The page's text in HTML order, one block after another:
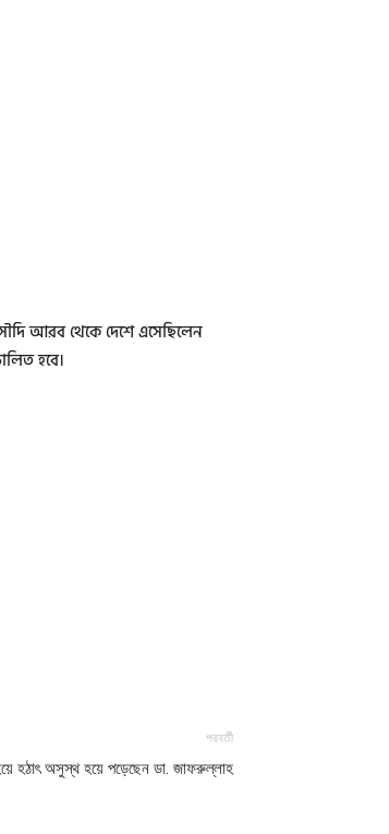
আরব থেকে দেশে এসেছিলেন
হবে।
পরবর্তী
হঠাৎ অসুস্থ হয়ে পড়েছেন ডা. জাফরুল্লাহ